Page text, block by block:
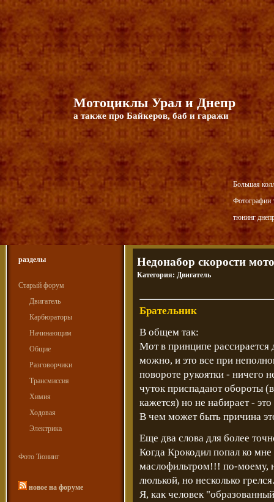
Мотоциклы Урал и Днепр
а также про Байкеров, баб и гаражи
Большая
Фотографии
тюнинг
разделы
Старый форум
Двигатель
Карбюраторы
Начинающим
Общие
Разговорчики
Трансмиссия
Химия
Ходовая
Электрика
Фото Тюнинг
новое на форуме
Недонабор скорости
Категория: Двигатель
Брательник
В общем так:
Мот в принципе
можно, и это все при
повороте рукоятки - ничего
чуток приспадают обороты
кажется) но не набирает -
В чем может быть причина
Еще два слова для более
Когда Крокодил попал ко
маслофильтром!!! по-моему,
люлькой, но несколько
Я, как человек